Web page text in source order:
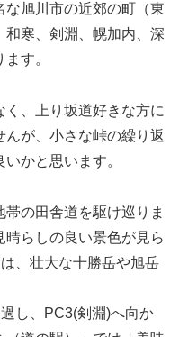
な旭川市の近郊の町（東
寒、剣淵、幌加内、深
す。
、上り坂道好きな方に
が、小さな峠の繰り返
かと思います。
の田舎道を駆け巡りま
らしの良い景色が見ら
、壮大な十勝岳や旭岳
し、PC3(剣淵)へ向か